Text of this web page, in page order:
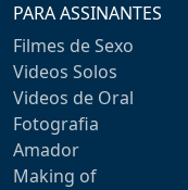
PARA ASSINANTES
Filmes de Sexo
Videos Solos
Videos de Oral
Fotografia
Amador
Making of